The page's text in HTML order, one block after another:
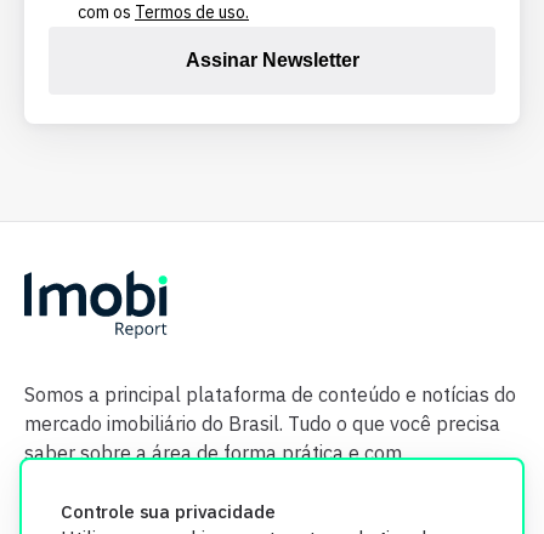
Controle sua privacidade
com os Termos de uso.
Assinar Newsletter
Somos a principal plataforma de conteúdo e notícias do
mercado imobiliário do Brasil. Tudo o que você precisa
saber sobre a área de forma prática e com